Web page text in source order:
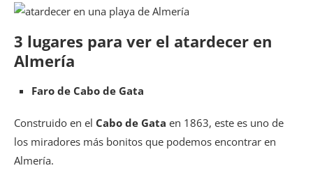
3 lugares para ver el atardecer en
Almería
Faro de Cabo de Gata
Construido en el Cabo de Gata en 1863, este es uno de
los miradores más bonitos que podemos encontrar en
Almería.